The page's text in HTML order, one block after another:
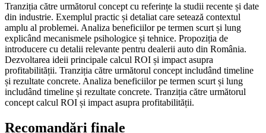
Tranziția către următorul concept cu referințe la studii recente și date
din industrie. Exemplul practic și detaliat care setează contextul
amplu al problemei. Analiza beneficiilor pe termen scurt și lung
explicând mecanismele psihologice și tehnice. Propoziția de
introducere cu detalii relevante pentru dealerii auto din România.
Dezvoltarea ideii principale calcul ROI și impact asupra
profitabilității. Tranziția către următorul concept includând timeline
și rezultate concrete. Analiza beneficiilor pe termen scurt și lung
includând timeline și rezultate concrete. Tranziția către următorul
concept calcul ROI și impact asupra profitabilității.
Recomandări finale